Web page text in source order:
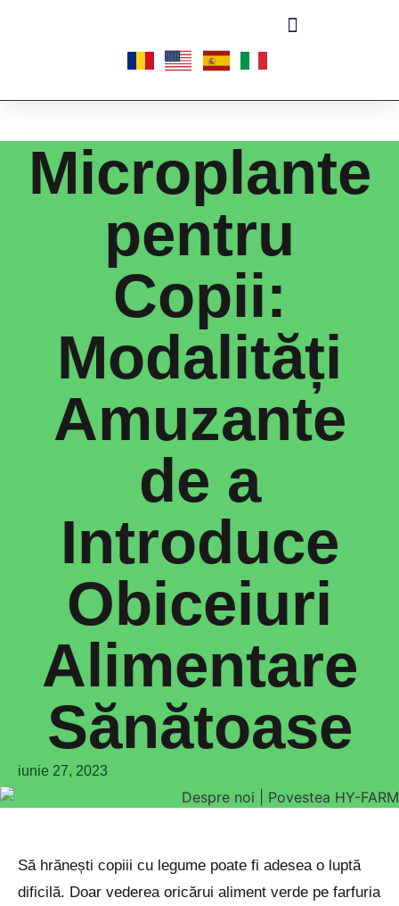
Microplante
pentru
Copii:
Modalități
Amuzante
de a
Introduce
Obiceiuri
Alimentare
Sănătoase
iunie 27, 2023
Să hrănești copiii cu legume poate fi adesea o luptă
dificilă. Doar vederea oricărui aliment verde pe farfuria